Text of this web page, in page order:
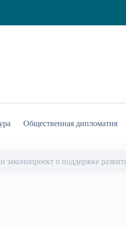
Общественная дипломатия
законопроект о поддержке